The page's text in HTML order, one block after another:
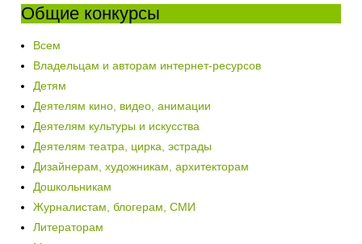
Общие конкурсы
Всем
Владельцам и авторам интернет-ресурсов
Детям
Деятелям кино, видео, анимации
Деятелям культуры и искусства
Деятелям театра, цирка, эстрады
Дизайнерам, художникам, архитекторам
Дошкольникам
Журналистам, блогерам, СМИ
Литераторам